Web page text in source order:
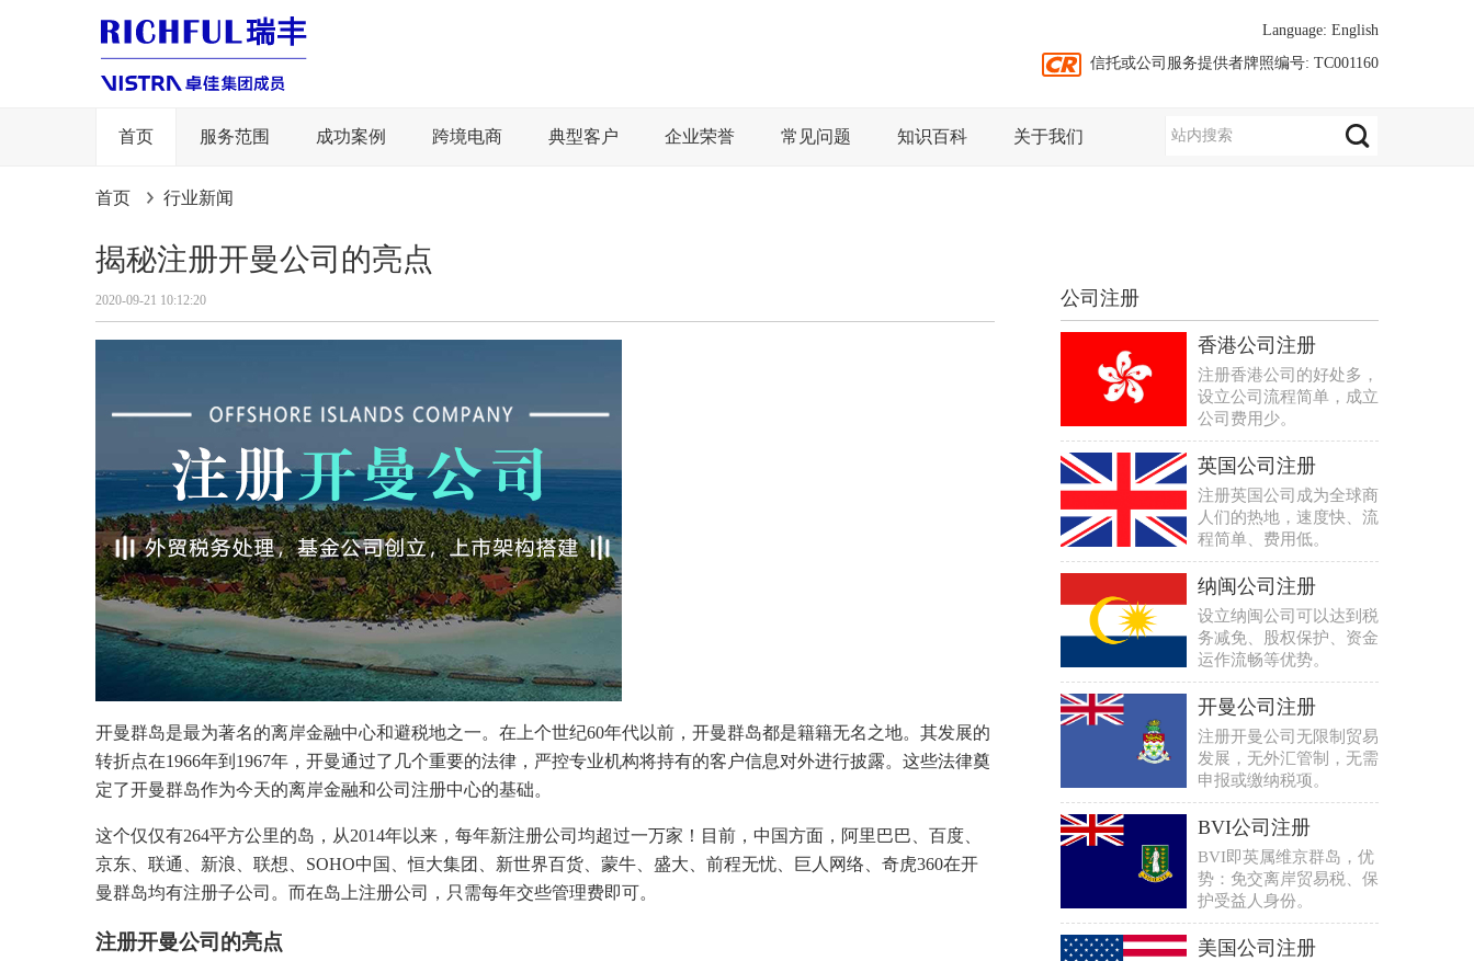
Language: English
信托或公司服务提供者牌照编号: TC001160
首页 服务范围 成功案例 跨境电商 典型客户 企业荣誉 常见问题 知识百科 关于我们
首页 行业新闻
揭秘注册开曼公司的亮点
2020-09-21 10:12:20
开曼群岛是最为著名的离岸金融中心和避税地之一。在上个世纪60年代以前，开曼群岛都是籍籍无名之地。其发展的
转折点在1966年到1967年，开曼通过了几个重要的法律，严控专业机构将持有的客户信息对外进行披露。这些法律奠
定了开曼群岛作为今天的离岸金融和公司注册中心的基础。
这个仅仅有264平方公里的岛，从2014年以来，每年新注册公司均超过一万家！目前，中国方面，阿里巴巴、百度、
京东、联通、新浪、联想、SOHO中国、恒大集团、新世界百货、蒙牛、盛大、前程无忧、巨人网络、奇虎360在开
曼群岛均有注册子公司。而在岛上注册公司，只需每年交些管理费即可。
注册开曼公司的亮点
公司注册
香港公司注册
注册香港公司的好处多，
设立公司流程简单，成立
公司费用少。
英国公司注册
注册英国公司成为全球商
人们的热地，速度快、流
程简单、费用低。
纳闽公司注册
设立纳闽公司可以达到税
务减免、股权保护、资金
运作流畅等优势。
开曼公司注册
注册开曼公司无限制贸易
发展，无外汇管制，无需
申报或缴纳税项。
BVI公司注册
BVI即英属维京群岛，优
势：免交离岸贸易税、保
护受益人身份。
美国公司注册